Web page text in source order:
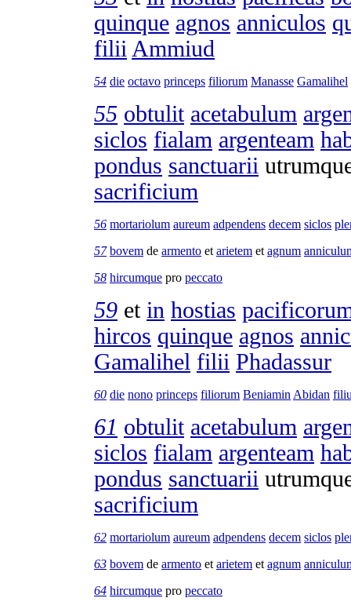
quinque agnos anniculos
filii Ammiud
54 die octavo princeps filiorum Manasse Gamalihel
55 obtulit acetabulum
siclos fialam argenteam
pondus sanctuarii
sacrificium
56 mortariolum aureum adpendens decem siclos
57 bovem de armento et arietem et agnum
58 hircumque pro peccato
59 et in hostias
hircos quinque agnos
Gamalihel filii Phadassur
60 die nono princeps filiorum Beniamin Abidan
61 obtulit acetabulum
siclos fialam argenteam
pondus sanctuarii
sacrificium
62 mortariolum aureum adpendens decem siclos
63 bovem de armento et arietem et agnum
64 hircumque pro peccato